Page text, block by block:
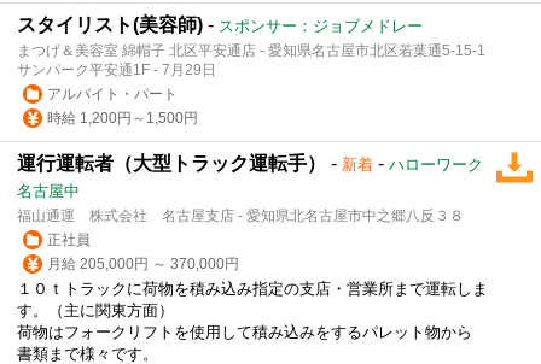
スタイリスト(美容師) - スポンサー：ジョブメドレー
まつげ＆美容室 綿帽子 北区平安通店 - 愛知県名古屋市北区若葉通5-15-1
サンパーク平安通1F - 7月29日
アルバイト・パート
時給 1,200円～1,500円
運行運転者（大型トラック運転手） - 新着 - ハローワーク
名古屋中
福山通運 株式会社 名古屋支店 - 愛知県北名古屋市中之郷八反３８
正社員
月給 205,000円 ～ 370,000円
１０ｔトラックに荷物を積み込み指定の支店・営業所まで運転しま
す。（主に関東方面）
荷物はフォークリフトを使用して積み込みをするパレット物から
書類まで様々です。